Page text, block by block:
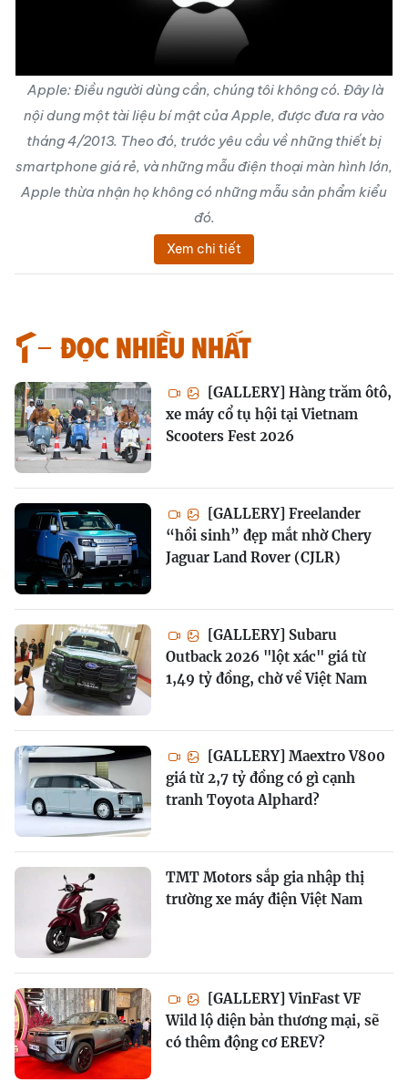
Apple: Điều người dùng cần, chúng tôi không có. Đây là
nội dung một tài liệu bí mật của Apple, được đưa ra vào
tháng 4/2013. Theo đó, trước yêu cầu về những thiết bị
smartphone giá rẻ, và những mẫu điện thoại màn hình lớn,
Apple thừa nhận họ không có những mẫu sản phẩm kiểu
đó.
Xem chi tiết
Đọc nhiều nhất
[GALLERY] Hàng trăm ôtô,
xe máy cổ tụ hội tại Vietnam
Scooters Fest 2026
[GALLERY] Freelander
“hồi sinh” đẹp mắt nhờ Chery
Jaguar Land Rover (CJLR)
[GALLERY] Subaru
Outback 2026 "lột xác" giá từ
1,49 tỷ đồng, chờ về Việt Nam
[GALLERY] Maextro V800
giá từ 2,7 tỷ đồng có gì cạnh
tranh Toyota Alphard?
TMT Motors sắp gia nhập thị
trường xe máy điện Việt Nam
[GALLERY] VinFast VF
Wild lộ diện bản thương mại, sẽ
có thêm động cơ EREV?